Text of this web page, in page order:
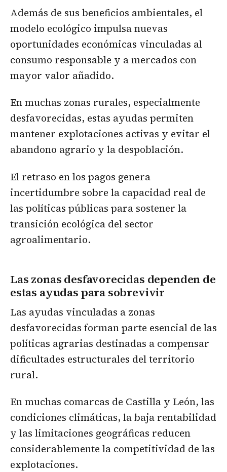
Además de sus beneficios ambientales, el
modelo ecológico impulsa nuevas
oportunidades económicas vinculadas al
consumo responsable y a mercados con
mayor valor añadido.
En muchas zonas rurales, especialmente
desfavorecidas, estas ayudas permiten
mantener explotaciones activas y evitar el
abandono agrario y la despoblación.
El retraso en los pagos genera
incertidumbre sobre la capacidad real de
las políticas públicas para sostener la
transición ecológica del sector
agroalimentario.
Las zonas desfavorecidas dependen de
estas ayudas para sobrevivir
Las ayudas vinculadas a zonas
desfavorecidas forman parte esencial de las
políticas agrarias destinadas a compensar
dificultades estructurales del territorio
rural.
En muchas comarcas de Castilla y León, las
condiciones climáticas, la baja rentabilidad
y las limitaciones geográficas reducen
considerablemente la competitividad de las
explotaciones.